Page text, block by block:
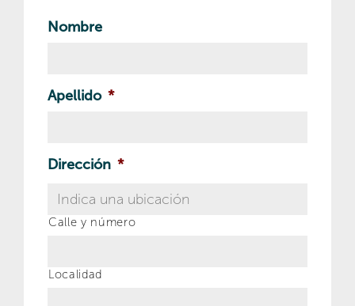
Nombre
Apellido *
Dirección *
Calle y número
Localidad